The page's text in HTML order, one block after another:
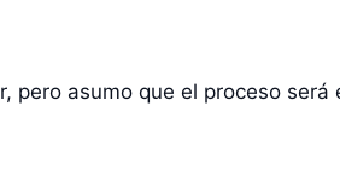
pero asumo que el proceso será